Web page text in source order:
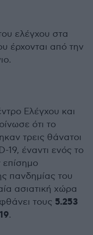
ελέγχου στα
έρχονται από την
Ελέγχου και
ότι το
τρεις θάνατοι
19, έναντι ενός το
πανδημίας του
ασιατική χώρα
τους 5.253
.